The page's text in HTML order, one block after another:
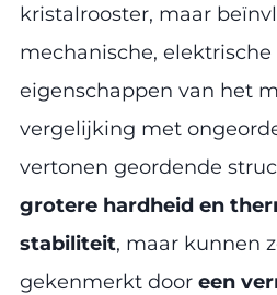
kristalrooster, maar
mechanische,
eigenschappen van het
vergelijking met
vertonen geordende
grotere hardheid en
stabiliteit, maar kunnen
gekenmerkt door een